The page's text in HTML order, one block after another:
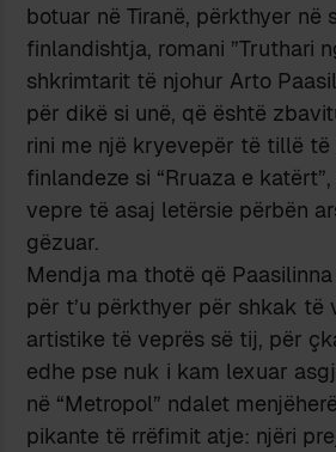
botuar në Tiranë, përkthyer në
finlandishtja, romani ”Truthari
shkrimtarit të njohur Arto
për dikë si unë, që është
rini me një kryevepër të tillë të
finlandeze si “Rruaza e
vepre të asaj letërsie përbën
gëzuar.
Mendja ma thotë që
për t’u përkthyer për shkak të
artistike të veprës së tij, për
edhe pse nuk i kam lexuar
në “Metropol” ndalet
pikante të rrëfimit atje: njëri